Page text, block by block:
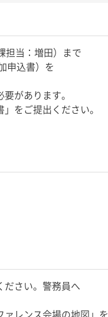
担当：増田）まで
申込書）を
があります。
をご提出ください。
ださい。警務員へ